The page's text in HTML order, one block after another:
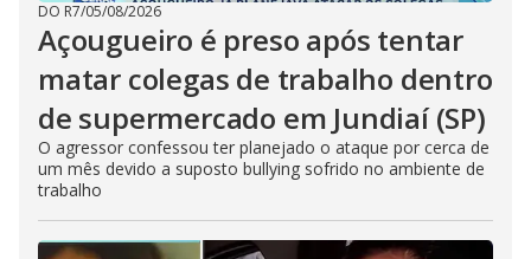
DO R7/05/08/2026
Açougueiro é preso após tentar
matar colegas de trabalho dentro
de supermercado em Jundiaí (SP)
O agressor confessou ter planejado o ataque por cerca de
um mês devido a suposto bullying sofrido no ambiente de
trabalho